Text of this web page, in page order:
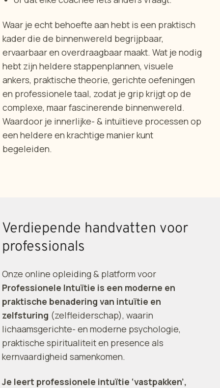
Waar je echt behoefte aan hebt is een praktisch
kader die de binnenwereld begrijpbaar,
ervaarbaar en overdraagbaar maakt. Wat je nodig
hebt zijn heldere stappenplannen, visuele
ankers, praktische theorie, gerichte oefeningen
en professionele taal, zodat je grip krijgt op de
complexe, maar fascinerende binnenwereld.
Waardoor je innerlijke- & intuïtieve processen op
een heldere en krachtige manier kunt
begeleiden.
Verdiepende handvatten voor
professionals
Onze online opleiding & platform voor
Professionele Intuïtie is een moderne en
praktische benadering van intuïtie en
zelfsturing (zelfleiderschap), waarin
lichaamsgerichte- en moderne psychologie,
praktische spiritualiteit en presence als
kernvaardigheid samenkomen.
Je leert professionele intuïtie ‘vastpakken’,